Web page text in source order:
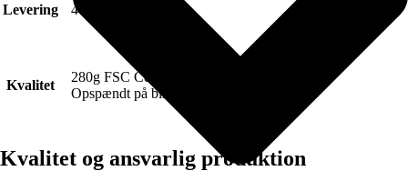
Levering 4-6 hverdage.
Kvalitet
280g FSC Certificeret Art canvas (Lærred).
Opspændt på blindramme.
Kvalitet og ansvarlig produktion